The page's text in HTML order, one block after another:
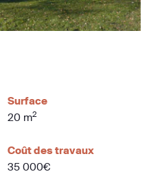
Surface
20 m2
Coût des travaux
35 000€